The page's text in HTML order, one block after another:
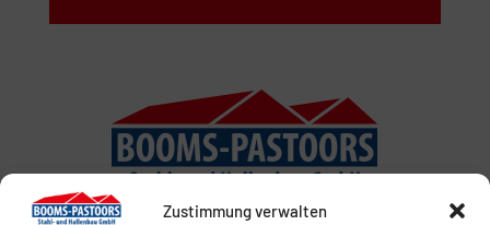
Zustimmung verwalten